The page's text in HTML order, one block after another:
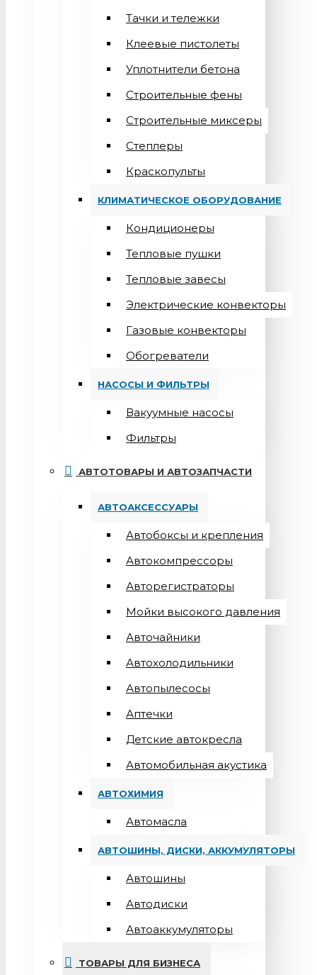
Тачки и тележки
Клеевые пистолеты
Уплотнители бетона
Строительные фены
Строительные миксеры
Степлеры
Краскопульты
КЛИМАТИЧЕСКОЕ ОБОРУДОВАНИЕ
Кондиционеры
Teпловые пушки
Тепловые завесы
Электрические конвекторы
Газовые конвекторы
Обогреватели
НАСОСЫ И ФИЛЬТРЫ
Вакуумные насосы
Фильтры
АВТОТОВАРЫ И АВТОЗАПЧАСТИ
АВТОАКСЕССУАРЫ
Автобоксы и крепления
Автокомпрессоры
Авторегистраторы
Мойки высокого давления
Авточайники
Автохолодильники
Автопылесосы
Аптечки
Детские автокресла
Автомобильная акустика
АВТОХИМИЯ
Автомасла
АВТОШИНЫ, ДИСКИ, АККУМУЛЯТОРЫ
Автошины
Автодиски
Автоаккумуляторы
ТОВАРЫ ДЛЯ БИЗНЕСА